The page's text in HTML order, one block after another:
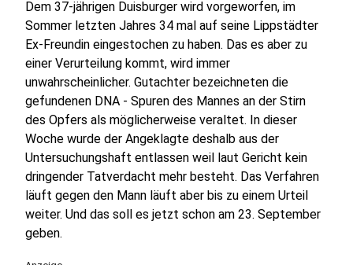
Dem 37-jährigen Duisburger wird vorgeworfen, im
Sommer letzten Jahres 34 mal auf seine Lippstädter
Ex-Freundin eingestochen zu haben. Das es aber zu
einer Verurteilung kommt, wird immer
unwahrscheinlicher. Gutachter bezeichneten die
gefundenen DNA - Spuren des Mannes an der Stirn
des Opfers als möglicherweise veraltet. In dieser
Woche wurde der Angeklagte deshalb aus der
Untersuchungshaft entlassen weil laut Gericht kein
dringender Tatverdacht mehr besteht. Das Verfahren
läuft gegen den Mann läuft aber bis zu einem Urteil
weiter. Und das soll es jetzt schon am 23. September
geben.